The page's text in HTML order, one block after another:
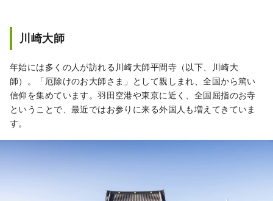
場夜景」はバスツアー、屋形船クルーズツア
ーで体験することができます。 ◇生田緑地 東
京から数十分の都市にありながら、メタセコ
イアの並木を始めとした圧巻の自然がありま
不二雄ミュージアム アジアを中心に世界で愛
川崎大師
年始には多くの人が訪れる川崎大師平間寺（以下、川崎大
師）。「厄除けのお大師さま」として親しまれ、全国から篤い
信仰を集めています。羽田空港や東京に近く、全国屈指のお寺
ということで、最近ではお参りに来る外国人も増えてきていま
す。